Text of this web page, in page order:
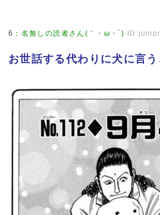
6 ： 名無しの読者さん(｀・ω・´)
お世話する代わりに犬に言